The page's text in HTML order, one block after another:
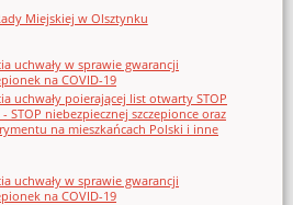
Miejskiej w Olsztynku
uchwały w sprawie gwarancji
na COVID-19
uchwały poierającej list otwarty STOP
STOP niebezpiecznej szczepionce oraz
na mieszkańcach Polski i inne
uchwały w sprawie gwarancji
na COVID-19